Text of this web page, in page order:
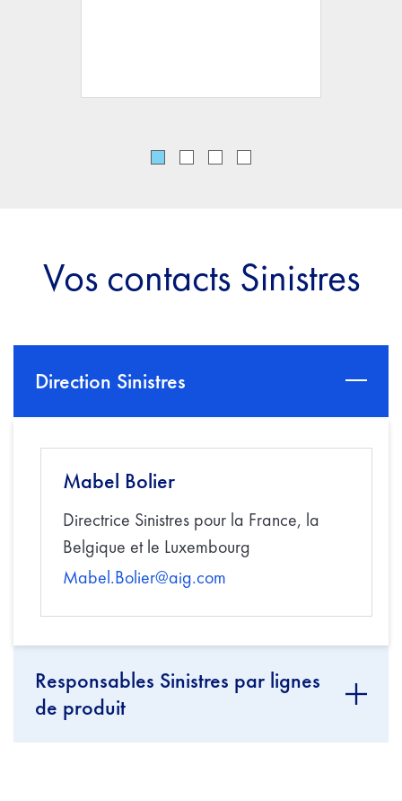
Vos contacts Sinistres
Direction Sinistres
Mabel Bolier
Directrice Sinistres pour la France, la
Belgique et le Luxembourg
Mabel.Bolier@aig.com
Responsables Sinistres par lignes
de produit